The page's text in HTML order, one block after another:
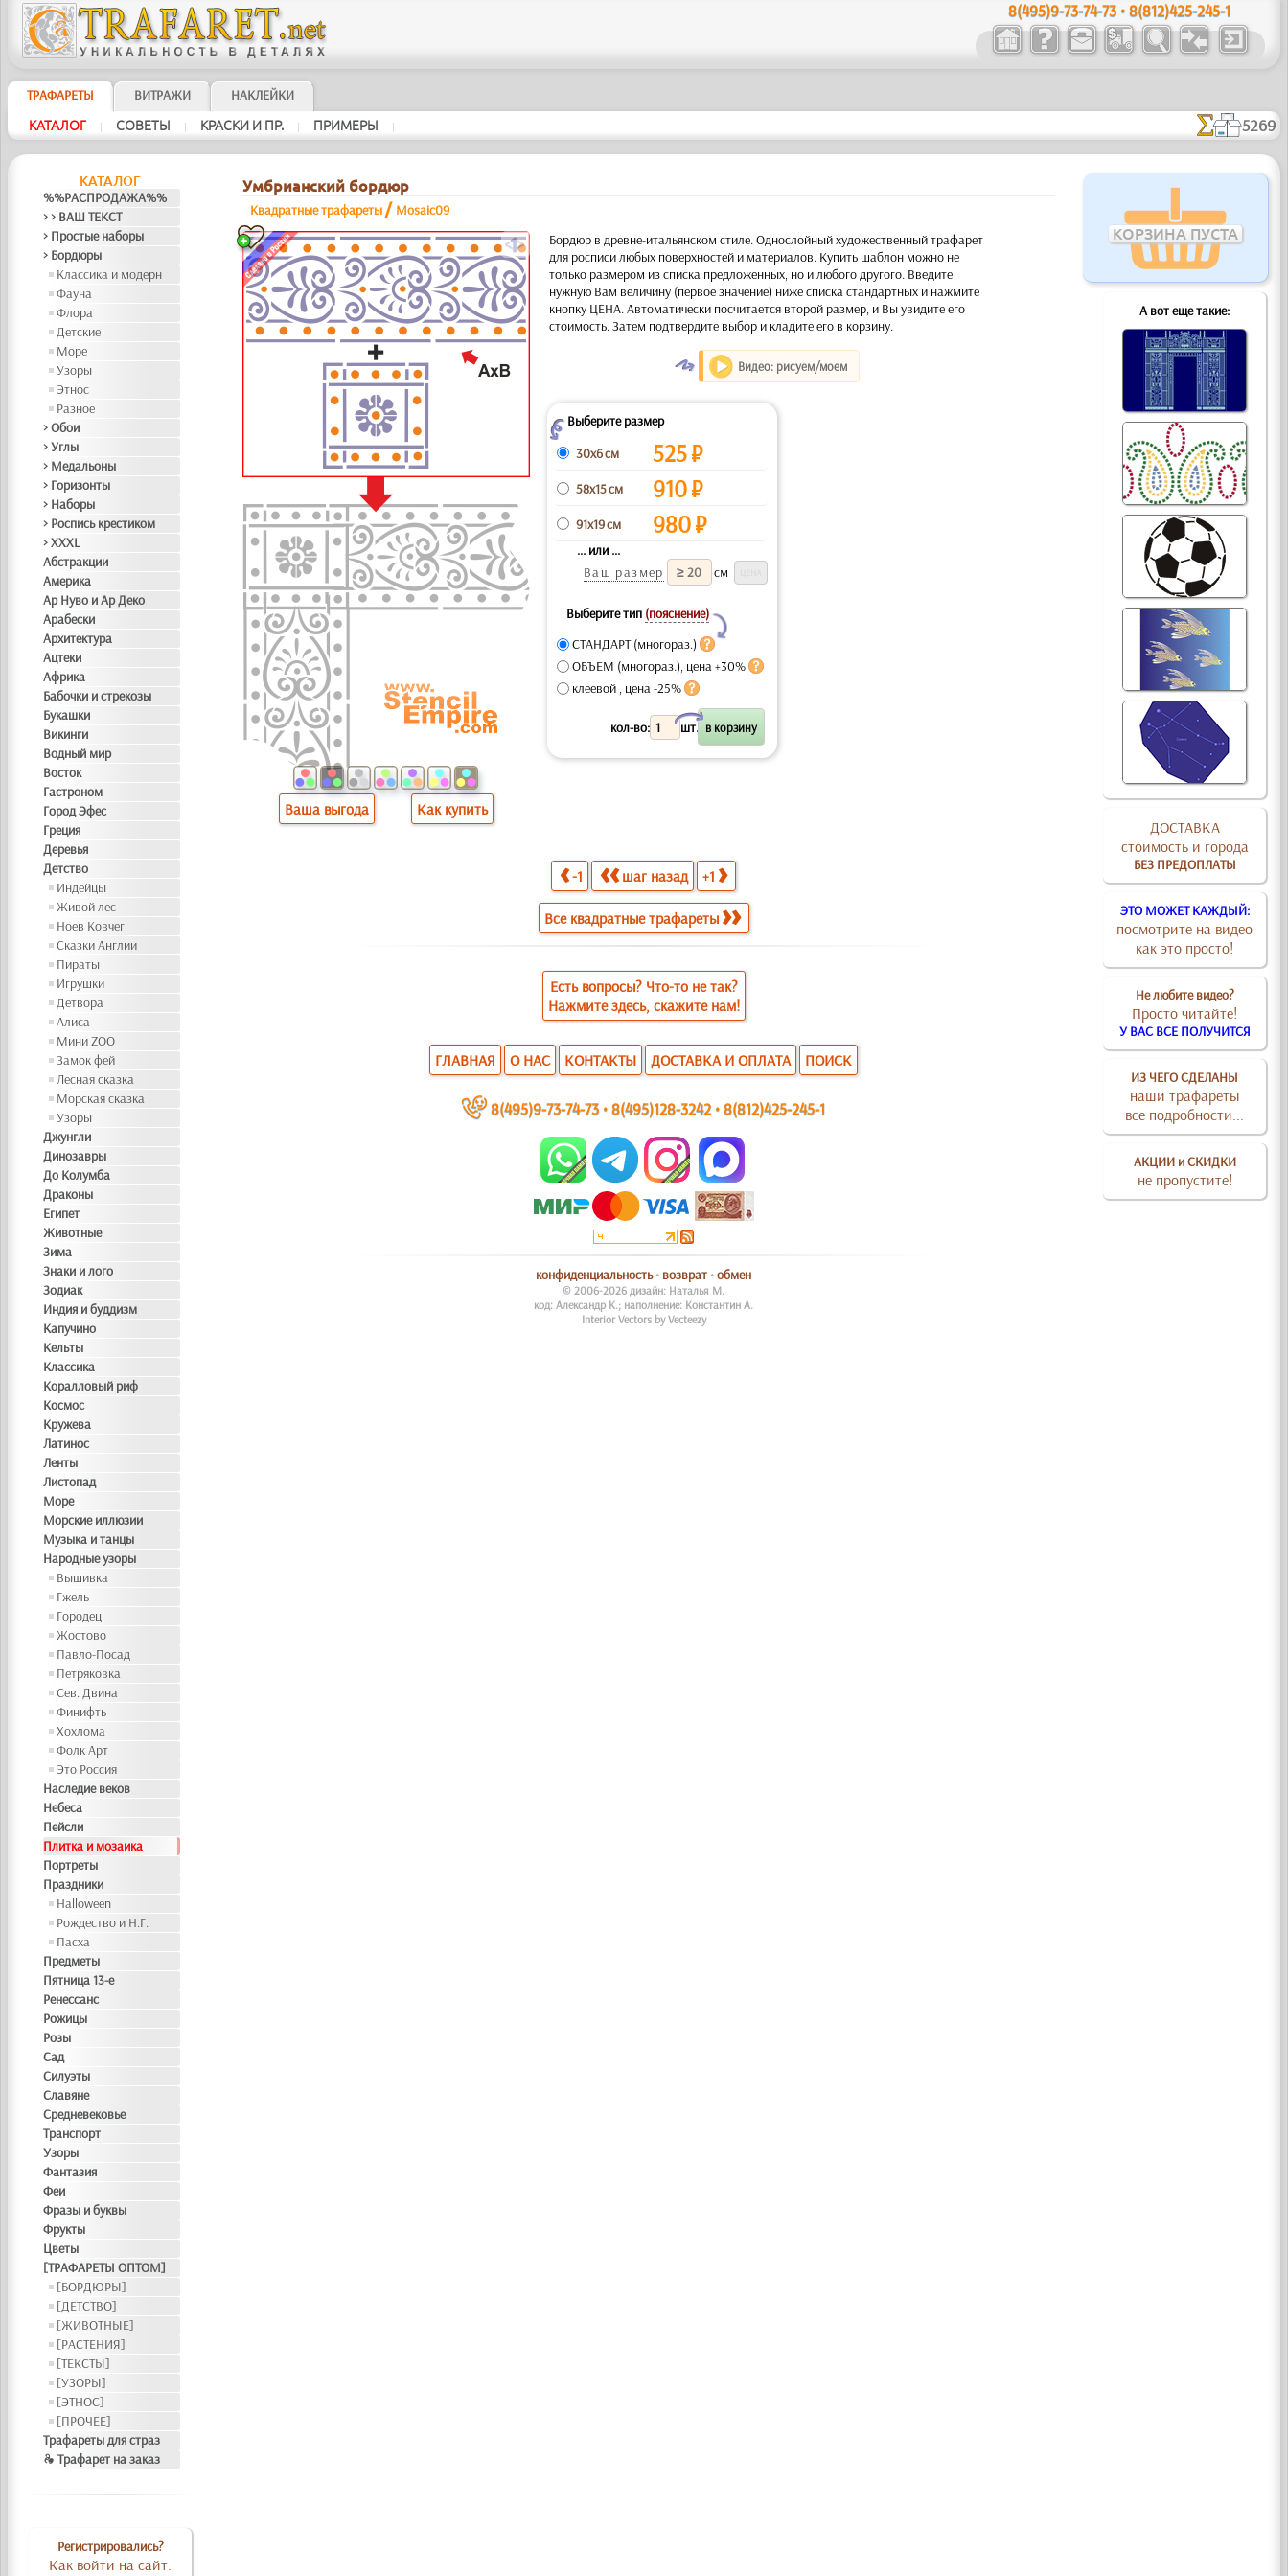
8(495)9-73-74-73 • 8(812)425-245-1
ТРАФАРЕТЫ ВИТРАЖИ НАКЛЕЙКИ
КАТАЛОГ | СОВЕТЫ | КРАСКИ И ПР. | ПРИМЕРЫ | 5269
КАТАЛОГ
%%РАСПРОДАЖА%%
> > ВАШ ТЕКСТ
> Простые наборы
> Бордюры
Классика и модерн
Фауна
Флора
Детские
Море
Узоры
Этнос
Разное
> Обои
> Углы
> Медальоны
> Горизонты
> Наборы
> Роспись крестиком
> XXXL
Абстракции
Америка
Ар Нуво и Ар Деко
Арабески
Архитектура
Ацтеки
Африка
Бабочки и стрекозы
Букашки
Викинги
Водный мир
Восток
Гастроном
Город Эфес
Греция
Деревья
Детство
Индейцы
Живой лес
Ноев Ковчег
Сказки Англии
Пираты
Игрушки
Детвора
Алиса
Мини ZOO
Замок фей
Лесная сказка
Морская сказка
Узоры
Джунгли
Динозавры
До Колумба
Драконы
Египет
Животные
Зима
Знаки и лого
Зодиак
Индия и буддизм
Капучино
Кельты
Классика
Коралловый риф
Космос
Кружева
Латинос
Ленты
Листопад
Море
Морские иллюзии
Музыка и танцы
Народные узоры
Вышивка
Гжель
Городец
Жостово
Павло-Посад
Петряковка
Сев. Двина
Финифть
Хохлома
Фолк Арт
Это Россия
Наследие веков
Небеса
Пейсли
Плитка и мозаика
Портреты
Праздники
Halloween
Рождество и Н.Г.
Пасха
Предметы
Пятница 13-е
Ренессанс
Рожицы
Розы
Сад
Силуэты
Славяне
Средневековье
Транспорт
Узоры
Фантазия
Феи
Фразы и буквы
Фрукты
Цветы
[ТРАФАРЕТЫ ОПТОМ]
[БОРДЮРЫ]
[ДЕТСТВО]
[ЖИВОТНЫЕ]
[РАСТЕНИЯ]
[ТЕКСТЫ]
[УЗОРЫ]
[ЭТНОС]
[ПРОЧЕЕ]
Трафареты для страз
❧ Трафарет на заказ
Регистрировались?
Как войти на сайт.
КОРЗИНА ПУСТА
А вот еще такие:
ДОСТАВКА
стоимость и города
БЕЗ ПРЕДОПЛАТЫ
ЭТО МОЖЕТ КАЖДЫЙ:
посмотрите на видео
как это просто!
Не любите видео?
Просто читайте!
У ВАС ВСЕ ПОЛУЧИТСЯ
ИЗ ЧЕГО СДЕЛАНЫ
наши трафареты
все подробности...
АКЦИИ и СКИДКИ
не пропустите!
Умбрианский бордюр
Квадратные трафареты / Mosaic09
a
Ваша выгода Как купить
Бордюр в древне-итальянском стиле. Однослойный художественный трафарет
для росписи любых поверхностей и материалов. Купить шаблон можно не
только размером из списка предложенных, но и любого другого. Введите
нужную Вам величину (первое значение) ниже списка стандартных и нажмите
кнопку ЦЕНА. Автоматически посчитается второй размер, и Вы увидите его
стоимость. Затем подтвердите выбор и кладите его в корзину.
O Видео: рисуем/моем
ZВыберите размер
30x6 см
525₽
58x15 см 910₽
91x19 см 980₽
... или ...
Ваш размер
см
Выберите тип (пояснение)
Y
СТАНДАРТ (многораз.)
ОБЪЕМ (многораз.), цена +30%
клеевой , цена -25%
кол-во: шт.
X
-1 шаг назад +1
Все квадратные трафареты
Есть вопросы? Что-то не так?
Нажмите здесь, скажите нам!
ГЛАВНАЯ О НАС КОНТАКТЫ ДОСТАВКА И ОПЛАТА ПОИСК
~ 8(495)9-73-74-73 •8(495)128-3242 •8(812)425-245-1
конфиденциальность• возврат •обмен
© 2006-2026 дизайн: Наталья М.
код: Александр К.; наполнение: Константин А.
Interior Vectors by Vecteezy